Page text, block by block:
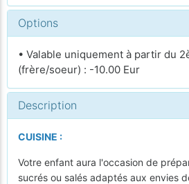
Options
• Valable uniquement à partir du
(frère/soeur) : -10.00 Eur
Description
CUISINE :
Votre enfant aura l'occasion de
sucrés ou salés adaptés aux envies